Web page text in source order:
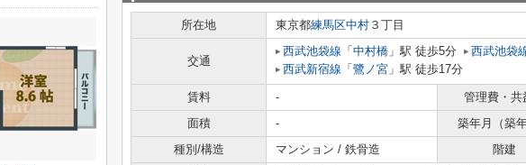
所在地 東京都練馬区中村 ３丁目
交通
西武池袋線 「 中村橋 」駅 徒歩5分 西武池袋
西武新宿線 「 鷺ノ宮 」駅 徒歩17分
賃料 - 管理費・共
面積
- 築年月（築年
種別/構造
マンション / 鉄骨造 階建